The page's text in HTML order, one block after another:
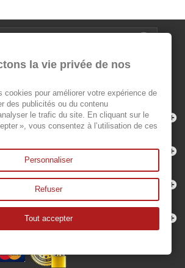
la tienda
la vie privée de nos
cookies pour améliorer votre expérience de
des publicités ou du contenu
le trafic du site. En cliquant sur le
», vous consentez à l’utilisation de ces
Personnaliser
Refuser
Tout accepter